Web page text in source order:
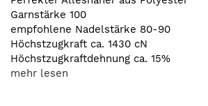
Garnstärke 100
empfohlene Nadelstärke 80-90
Höchstzugkraft ca. 1430 cN
Höchstzugkraftdehnung ca. 15%
mehr lesen